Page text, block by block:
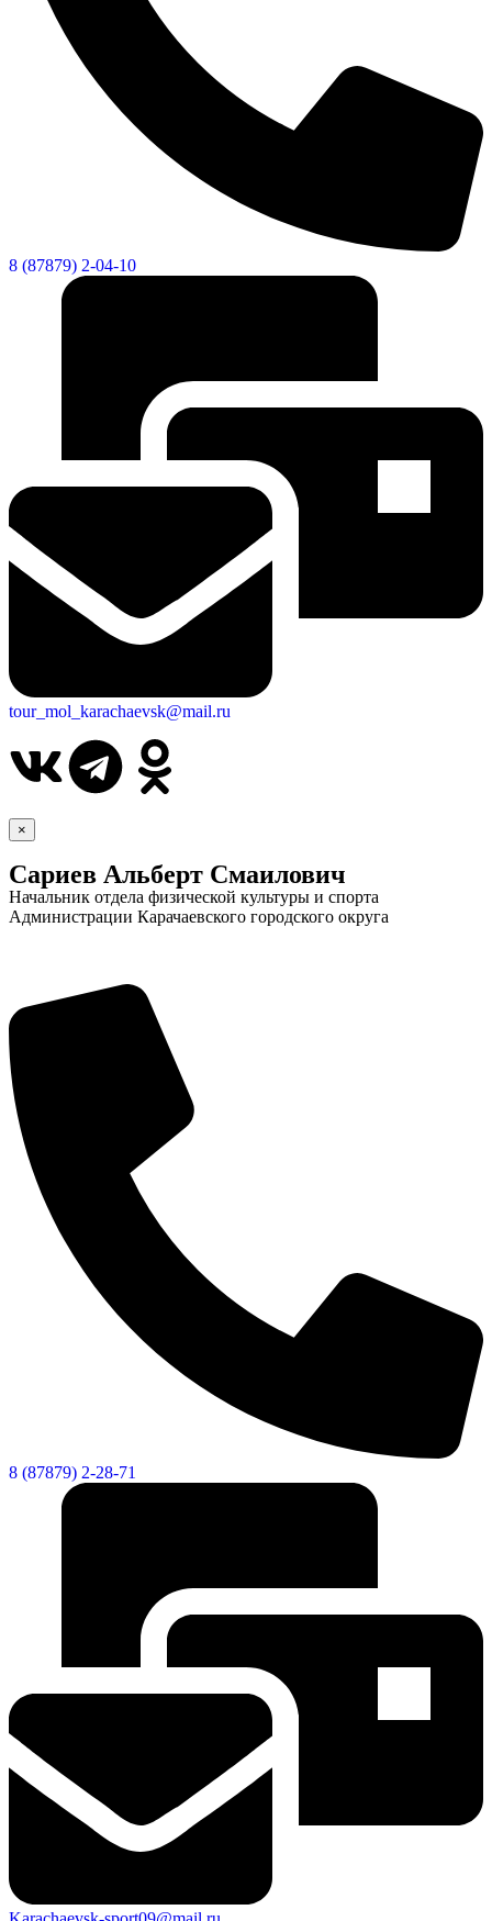
8 (87879) 2-04-10
tour_mol_karachaevsk@mail.ru
×
Сариев Альберт Смаилович
Начальник отдела физической культуры и спорта
Администрации Карачаевского городского округа
8 (87879) 2-28-71